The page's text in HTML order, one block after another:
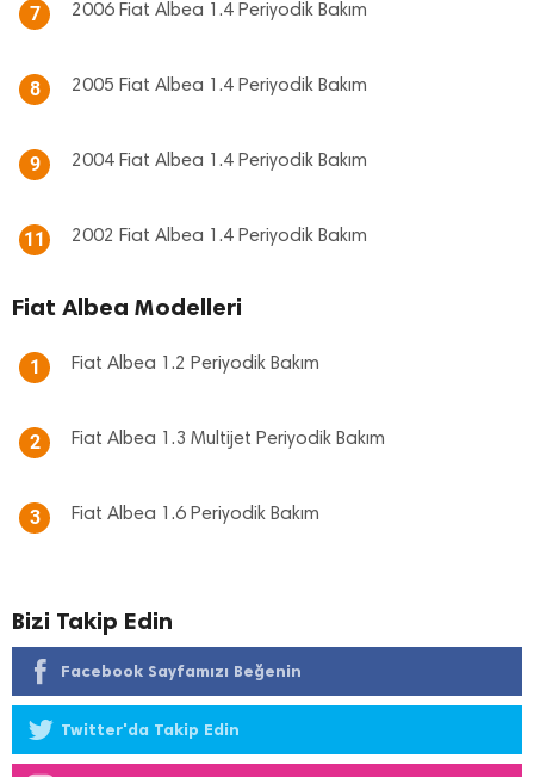
7 2006 Fiat Albea 1.4 Periyodik Bakım
8 2005 Fiat Albea 1.4 Periyodik Bakım
9 2004 Fiat Albea 1.4 Periyodik Bakım
11 2002 Fiat Albea 1.4 Periyodik Bakım
Fiat Albea Modelleri
1 Fiat Albea 1.2 Periyodik Bakım
2 Fiat Albea 1.3 Multijet Periyodik Bakım
3 Fiat Albea 1.6 Periyodik Bakım
Bizi Takip Edin
Facebook Sayfamızı Beğenin
Twitter'da Takip Edin